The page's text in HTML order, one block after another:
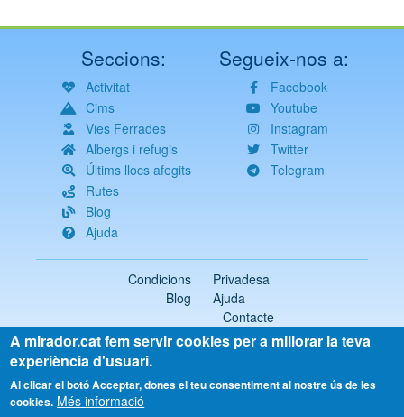
Seccions:
Activitat
Cims
Vies Ferrades
Albergs i refugis
Últims llocs afegits
Rutes
Blog
Ajuda
Segueix-nos a:
Facebook
Youtube
Instagram
Twitter
Telegram
Condicions
Privadesa
Blog
Ajuda
Contacte
2018-2026 ©mirador.cat
Tots els drets reservats
Select
A mirador.cat fem servir cookies per a millorar la teva
experiència d'usuari.
Al clicar el botó Acceptar, dones el teu consentiment al nostre ús de les
cookies. Més informació